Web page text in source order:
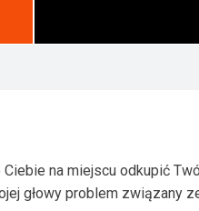
na miejscu odkupić
głowy problem związany